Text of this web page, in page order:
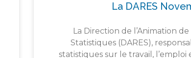
La DARES
La Direction de l’Animation
Statistiques (DARES),
statistiques sur le travail,